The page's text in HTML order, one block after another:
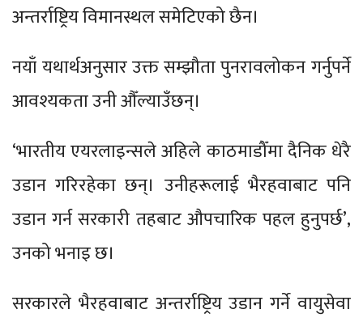
अन्तर्राष्ट्रिय विमानस्थल समेटिएको छैन।
नयाँ यथार्थअनुसार उक्त सम्झौता पुनरावलोकन गर्नुपर्ने
आवश्यकता उनी औँल्याउँछन्।
‘भारतीय एयरलाइन्सले अहिले काठमाडौँमा दैनिक धेरै
उडान गरिरहेका छन्। उनीहरूलाई भैरहवाबाट पनि
उडान गर्न सरकारी तहबाट औपचारिक पहल हुनुपर्छ’,
उनको भनाइ छ।
सरकारले भैरहवाबाट अन्तर्राष्ट्रिय उडान गर्ने वायुसेवा